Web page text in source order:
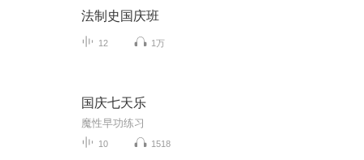
法制史国庆班
12 1万
国庆七天乐
魔性早功练习
10 1518